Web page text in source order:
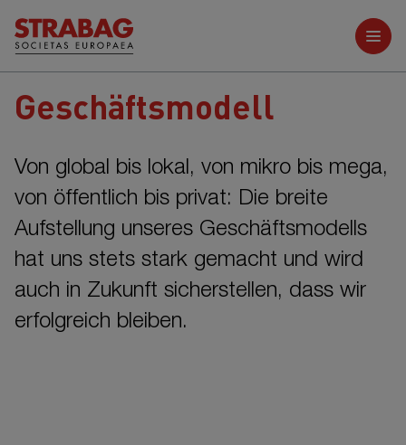
Weitere Berichte
Geschäftsmodell
Von global bis lokal, von mikro bis mega,
von öffentlich bis privat: Die breite
Aufstellung unseres Geschäftsmodells
hat uns stets stark gemacht und wird
auch in Zukunft sicherstellen, dass wir
erfolgreich bleiben.